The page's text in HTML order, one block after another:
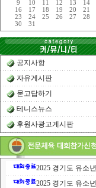
9
10 11 12 13 14
16
17 18 19 20 21
23
24 25 26 27 28
30
31
공지사항
자유게시판
묻고답하기
테니스뉴스
후원사광고게시판
2025 경기도 유소년
2025 경기도 유소년